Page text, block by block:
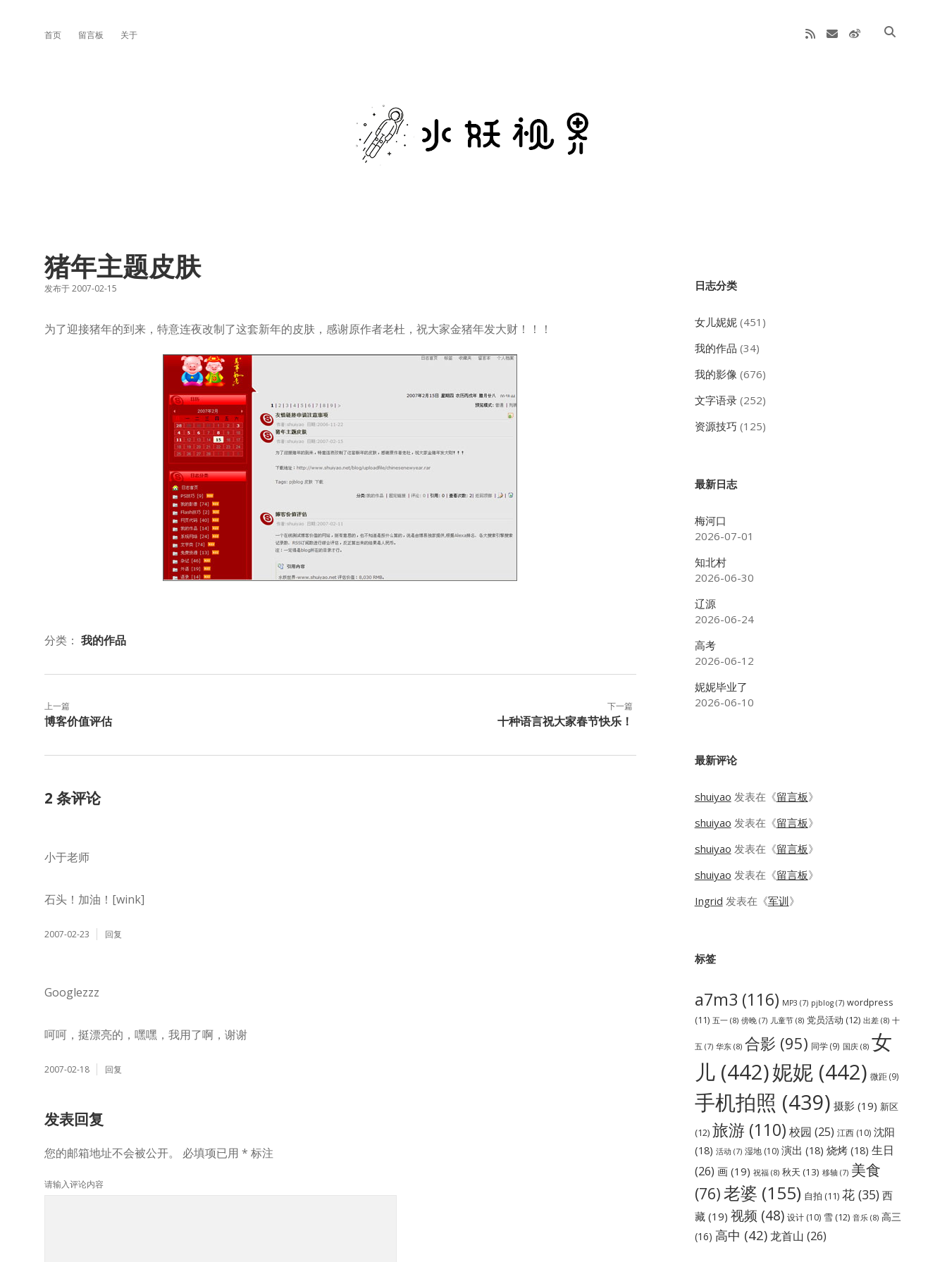
首页 留言板 关于 rss emailweibo
水
妖
猪年主题皮肤
发布于 2007-02-15
为了迎接猪年的到来，特意连夜改制了这套新年的皮肤，感谢原作者老杜，祝大家金猪年发大财！！！
分类： 我的作品
上一篇
博客价值评估
下一篇
十种语言祝大家春节快乐！
2 条评论
小于老师
石头！加油！[wink]
2007-02-23 回复
Googlezzz
呵呵，挺漂亮的，嘿嘿，我用了啊，谢谢
2007-02-18 回复
发表回复
您的邮箱地址不会被公开。 必填项已用 * 标注
请输入评论内容
Sidebar
日志分类
女儿妮妮(451)
我的作品 (34)
我的影像 (676)
文字语录(252)
资源技巧 (125)
最新日志
梅河口
2026-07-01
知北村
2026-06-30
辽源
2026-06-24
高考
2026-06-12
妮妮毕业了
2026-06-10
最新评论
shuiyao 发表在《留言板》
shuiyao 发表在《留言板》
shuiyao 发表在《留言板》
shuiyao 发表在《留言板》
Ingrid 发表在《军训》
标签
a7m3 (116) MP3 (7) pjblog(7) wordpress
(11) 五一(8) 傍晚(7) 儿童节(8) 党员活动 (12) 出差(8) 十
五 (7) 华东(8) 合影 (95) 同学(9) 国庆(8) 女
儿(442)妮妮(442) 微距(9)
手机拍照 (439) 摄影(19) 新区
(12) 旅游(110) 校园 (25) 江西(10) 沈阳
(18) 活动 (7) 湿地(10) 演出 (18) 烧烤(18) 生日
(26) 画(19) 祝福(8) 秋天 (13) 移轴(7) 美食
(76)老婆 (155) 自拍 (11) 花(35) 西
藏(19) 视频 (48) 设计(10) 雪(12) 音乐(8) 高三
(16) 高中 (42)龙首山 (26)